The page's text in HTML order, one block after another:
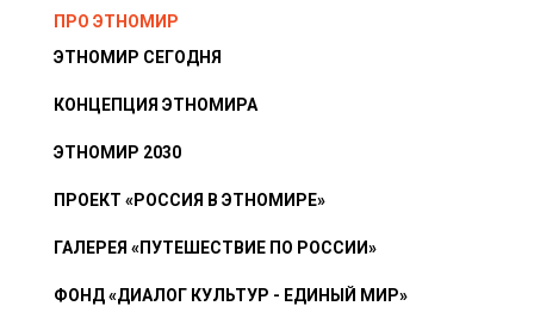
ПРО ЭТНОМИР
ЭТНОМИР СЕГОДНЯ
КОНЦЕПЦИЯ ЭТНОМИРА
ЭТНОМИР 2030
ПРОЕКТ «РОССИЯ В ЭТНОМИРЕ»
ГАЛЕРЕЯ «ПУТЕШЕСТВИЕ ПО РОССИИ»
ФОНД «ДИАЛОГ КУЛЬТУР - ЕДИНЫЙ МИР»